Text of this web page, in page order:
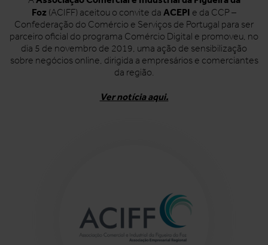
Foz (ACIFF) aceitou o convite da ACEPI e da CCP –
Confederação do Comércio e Serviços de Portugal para ser
parceiro oficial do programa Comércio Digital e promoveu, no
dia 5 de novembro de 2019, uma ação de sensibilização
sobre negócios online, dirigida a empresários e comerciantes
da região.
Ver notícia aqui.